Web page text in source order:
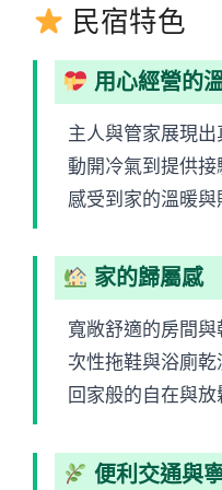
民宿特色
用心經營的
主人與管家展現
動開冷氣到提供
感受到家的溫暖與
家的歸屬感
寬敞舒適的房間
次性拖鞋與浴廁
回家般的自在與放
便利交通與